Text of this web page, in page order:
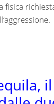
fisica